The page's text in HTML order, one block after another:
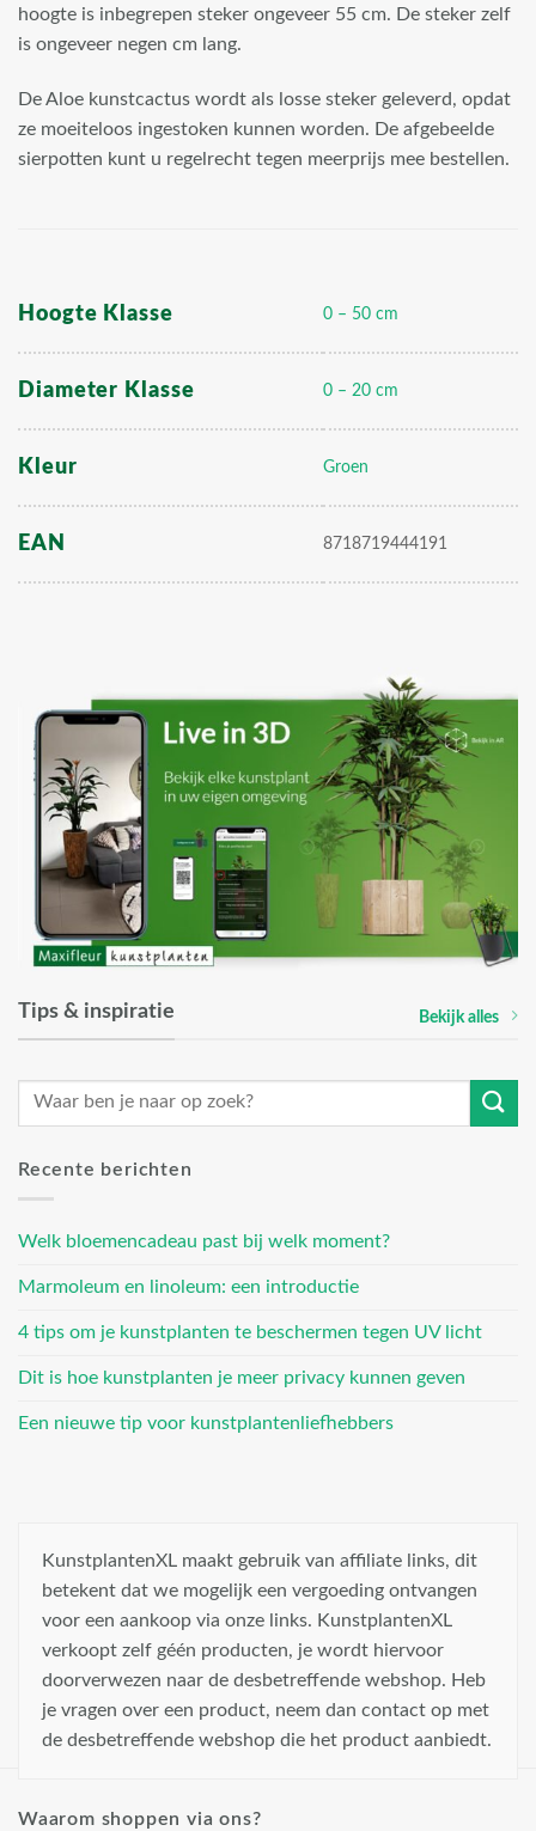
hoogte is inbegrepen steker ongeveer 55 cm. De steker zelf
is ongeveer negen cm lang.
De Aloe kunstcactus wordt als losse steker geleverd, opdat
ze moeiteloos ingestoken kunnen worden. De afgebeelde
sierpotten kunt u regelrecht tegen meerprijs mee bestellen.
Hoogte Klasse 0 – 50 cm
Diameter Klasse 0 – 20 cm
Kleur Groen
EAN 8718719444191
Tips & inspiratie Bekijk alles
Recente berichten
Welk bloemencadeau past bij welk moment?
Marmoleum en linoleum: een introductie
4 tips om je kunstplanten te beschermen tegen UV licht
Dit is hoe kunstplanten je meer privacy kunnen geven
Een nieuwe tip voor kunstplantenliefhebbers
KunstplantenXL maakt gebruik van affiliate links, dit
betekent dat we mogelijk een vergoeding ontvangen
voor een aankoop via onze links. KunstplantenXL
verkoopt zelf géén producten, je wordt hiervoor
doorverwezen naar de desbetreffende webshop. Heb
je vragen over een product, neem dan contact op met
de desbetreffende webshop die het product aanbiedt.
Waarom shoppen via ons?